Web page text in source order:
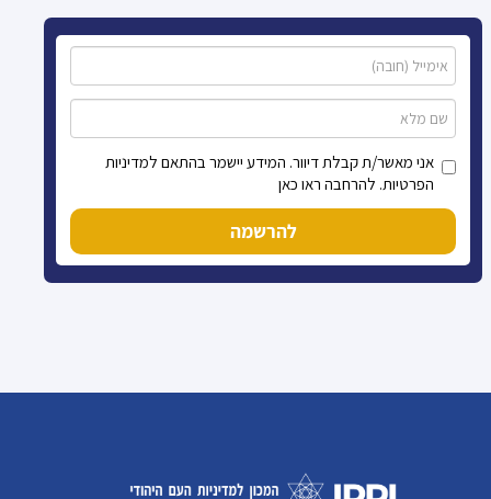
אני מאשר/ת קבלת דיוור. המידע יישמר בהתאם למדיניות
הפרטיות. להרחבה ראו כאן
להרשמה